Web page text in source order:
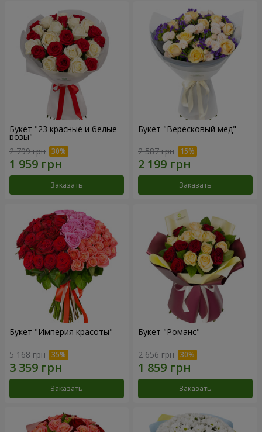
Букет "23 красные и белые
розы"
2 799 грн
Заказать
Букет "Вересковый мед"
2 587 грн
Заказать
Букет "Империя красоты"
5 168 грн
Заказать
Букет "Романс"
2 656 грн
Заказать